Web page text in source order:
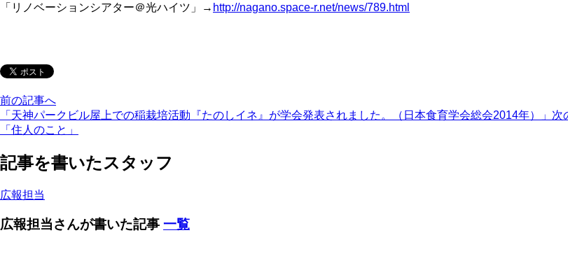
「リノベーションシアター＠光ハイツ」→ http://nagano.space-r.net/news/789.html
前の記事へ
「天神パークビル屋上での稲栽培活動『たのしイネ』が学会発表されました。（日本食育学会総会2014年）」 次
「住人のこと」
記事を書いたスタッフ
広報担当
広報担当さんが書いた記事 一覧